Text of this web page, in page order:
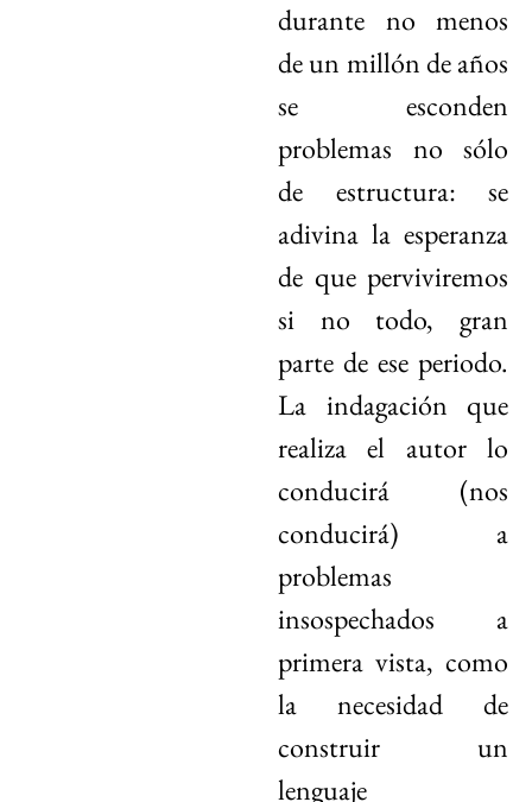
durante no menos
de un millón de años
se esconden
problemas no sólo
de estructura: se
adivina la esperanza
de que perviviremos
si no todo, gran
parte de ese periodo.
La indagación que
realiza el autor lo
conducirá (nos
conducirá) a
problemas
insospechados a
primera vista, como
la necesidad de
construir un
lenguaje